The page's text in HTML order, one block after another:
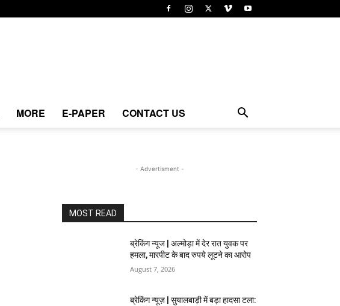
MORE E-PAPER CONTACT US
- Advertisment -
MOST READ
ब्रेकिंग न्यूज | अल्मोड़ा में देर रात युवक पर
हमला, मारपीट के बाद रुपये लूटने का आरोप
August 7, 2026
ब्रेकिंग न्यूज़ | सुयालबाड़ी में बड़ा हादसा टला: